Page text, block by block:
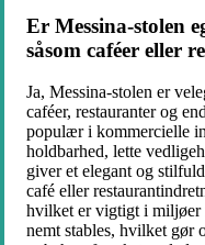
Er Messina-stolen
såsom caféer eller
Ja, Messina-stolen er
caféer, restauranter og
populær i kommercielle
holdbarhed, lette
giver et elegant og
café eller
hvilket er vigtigt i miljøer
nemt stables, hvilket gør